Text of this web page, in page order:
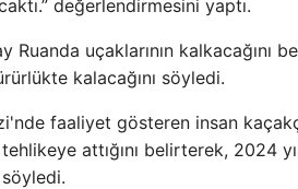
değerlendirmesini yaptı.
Ruanda uçaklarının
kalacağını söyledi.
faaliyet gösteren insan
tehlikeye attığını belirterek, 2024